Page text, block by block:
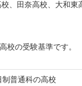
、田奈高校、大和
校の受験基準です。
普通科の高校